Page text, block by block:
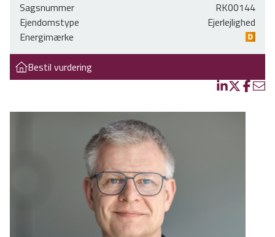
Opgangen fremstår præsentabel og du bydes velkommen i
rummelig fordelingsentre med indbygget garderobeskab. To
klassiske stuer en suite med højt til loftet og flotte,
gennemgående originale plankegulve. Her er store
vinduespartier, der sikrer et perfekt lysindfald. Rummeligt
soveværelse med skabsvæg. Lækkert, stort, vinduesbelyst
vaskemaskine og tørretumbler. Flot køkken. Lejligheden
fremtræder overalt i særdeles velholdt stand, og lige til at
flytte ind i. Der medfølger brugsret til loftsrum.
Sagsnummer
RK00144
Ejendomstype
Ejerlejlighed
Energimærke
Bestil vurdering